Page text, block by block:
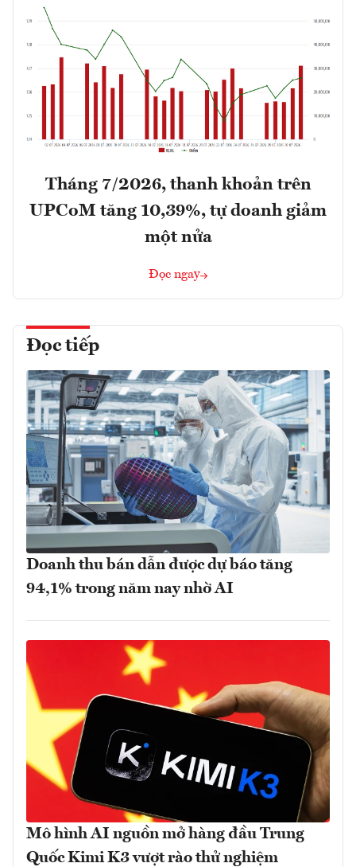
Tháng 7/2026, thanh khoản trên
UPCoM tăng 10,39%, tự doanh giảm
một nửa
Đọc ngay
Đọc tiếp
Doanh thu bán dẫn được dự báo tăng
94,1% trong năm nay nhờ AI
Mô hình AI nguồn mở hàng đầu Trung
Quốc Kimi K3 vượt rào thử nghiệm